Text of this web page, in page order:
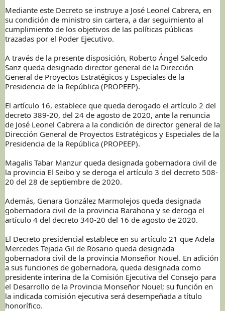
Mediante este Decreto se instruye a José Leonel Cabrera, en
su condición de ministro sin cartera, a dar seguimiento al
cumplimiento de los objetivos de las políticas públicas
trazadas por el Poder Ejecutivo.
A través de la presente disposición, Roberto Ángel Salcedo
Sanz queda designado director general de la Dirección
General de Proyectos Estratégicos y Especiales de la
Presidencia de la República (PROPEEP).
El artículo 16, establece que queda derogado el artículo 2 del
decreto 389-20, del 24 de agosto de 2020, ante la renuncia
de José Leonel Cabrera a la condición de director general de la
Dirección General de Proyectos Estratégicos y Especiales de la
Presidencia de la República (PROPEEP).
Magalis Tabar Manzur queda designada gobernadora civil de
la provincia El Seibo y se deroga el artículo 3 del decreto 508-
20 del 28 de septiembre de 2020.
Además, Genara González Marmolejos queda designada
gobernadora civil de la provincia Barahona y se deroga el
artículo 4 del decreto 340-20 del 16 de agosto de 2020.
El Decreto presidencial establece en su artículo 21 que Adela
Mercedes Tejada Gil de Rosario queda designada
gobernadora civil de la provincia Monseñor Nouel. En adición
a sus funciones de gobernadora, queda designada como
presidente interina de la Comisión Ejecutiva del Consejo para
el Desarrollo de la Provincia Monseñor Nouel; su función en
la indicada comisión ejecutiva será desempeñada a título
honorífico.